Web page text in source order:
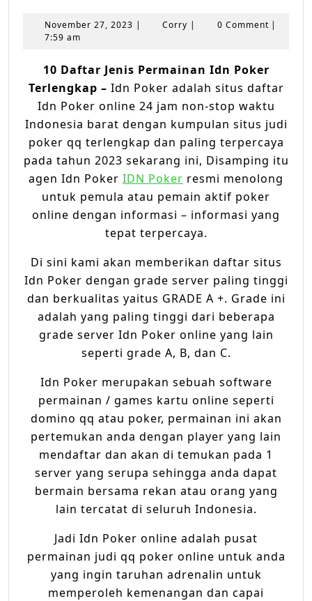
Jenis
Poker
November 27, 2023 November
| Corry Corry
| 0 Comment |
7:59 am
10 Daftar Jenis Permainan Idn Poker
Terlengkap – Idn Poker adalah situs daftar
Idn Poker online 24 jam non-stop waktu
Indonesia barat dengan kumpulan situs judi
poker qq terlengkap dan paling terpercaya
pada tahun 2023 sekarang ini, Disamping itu
agen Idn Poker IDN Poker resmi menolong
untuk pemula atau pemain aktif poker
online dengan informasi – informasi yang
tepat terpercaya.
Di sini kami akan memberikan daftar situs
Idn Poker dengan grade server paling tinggi
dan berkualitas yaitus GRADE A +. Grade ini
adalah yang paling tinggi dari beberapa
grade server Idn Poker online yang lain
seperti grade A, B, dan C.
Idn Poker merupakan sebuah software
permainan / games kartu online seperti
domino qq atau poker, permainan ini akan
pertemukan anda dengan player yang lain
mendaftar dan akan di temukan pada 1
server yang serupa sehingga anda dapat
bermain bersama rekan atau orang yang
lain tercatat di seluruh Indonesia.
Jadi Idn Poker online adalah pusat
permainan judi qq poker online untuk anda
yang ingin taruhan adrenalin untuk
memperoleh kemenangan dan capai